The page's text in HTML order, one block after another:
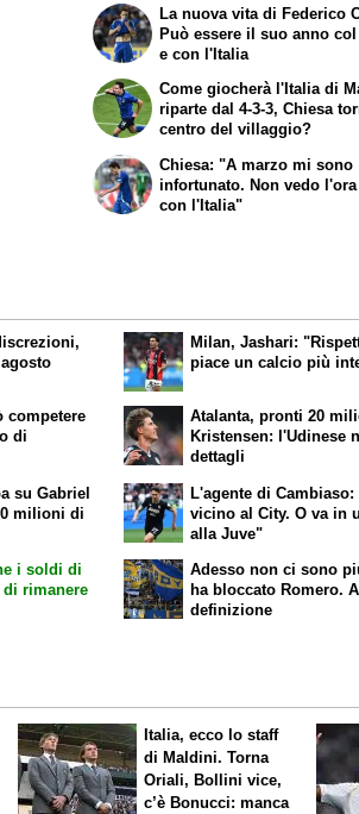
La nuova vita di Federico
Può essere il suo anno
e con l'Italia
Come giocherà l'Italia di
riparte dal 4-3-3, Chiesa
centro del villaggio?
Chiesa: "A marzo mi sono
infortunato. Non vedo
con l'Italia"
competere
di
Milan, Jashari:
piace un calcio più
Atalanta, pronti 20
Kristensen: l'Udinese
dettagli
su Gabriel
milioni di
i soldi di
rimanere
L'agente di
vicino al City. O va in
alla Juve"
Adesso non ci sono
ha bloccato Romero.
definizione
Italia, ecco lo staff
di Maldini. Torna
Oriali, Bollini vice,
c’è Bonucci: manca